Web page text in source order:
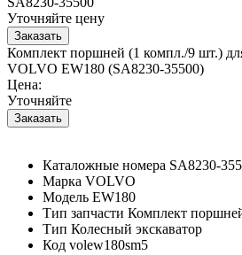
Уточняйте цену
Комплект поршней (1 компл./9 шт.)
VOLVO EW180 (SA8230-35500)
Цена:
Уточняйте
Каталожные номера SA8230-
Марка VOLVO
Модель EW180
Тип запчасти Комплект
Тип Колесный экскаватор
Код volew180sm5